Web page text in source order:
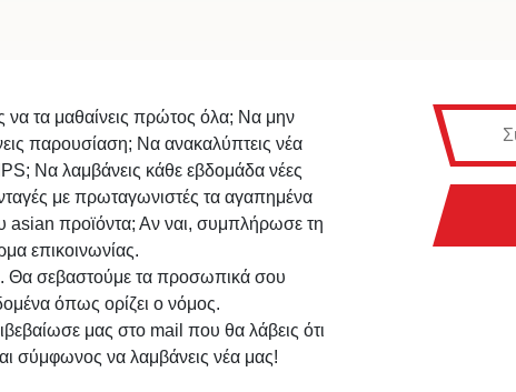
να τα μαθαίνεις πρώτος όλα; Να μην
παρουσίαση; Να ανακαλύπτεις νέα
Να λαμβάνεις κάθε εβδομάδα νέες
με πρωταγωνιστές τα αγαπημένα
asian προϊόντα; Αν ναι, συμπλήρωσε τη
επικοινωνίας.
Θα σεβαστούμε τα προσωπικά σου
όπως ορίζει ο νόμος.
μας στο mail που θα λάβεις ότι
σύμφωνος να λαμβάνεις νέα μας!